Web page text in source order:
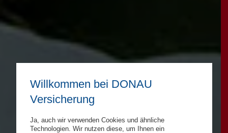
Willkommen bei DONAU
Versicherung
Ja, auch wir verwenden Cookies und ähnliche
Technologien. Wir nutzen diese, um Ihnen ein